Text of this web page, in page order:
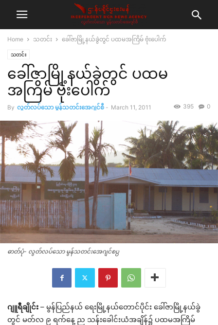
Home သတင်း ခေါ်ဇာမြို့နယ်ခွဲတွင် ပထမအကြိမ် ဗုံးပေါက်
သတင်း
ခေါ်ဇာမြို့နယ်ခွဲတွင် ပထမ
အကြိမ် ဗုံးပေါက်
By လွတ်လပ်သော မွန်သတင်းအေဂျင်စီ - March 11, 2011 0
395
ဓာတ်ပုံ- လွတ်လပ်သော မွန်သတင်းအေဂျင်စ႘
ဂျူရီချိုင်း – မွန်ပြည်နယ် ရေးမြို့နယ်တောင်ပိုင်း ခေါ်ဇာမြို့နယ်ခွဲ
တွင် မတ်လ ၉ ရက်နေ့ ည သန်းခေါင်းယံအချိန်၌ ပထမအကြိမ်